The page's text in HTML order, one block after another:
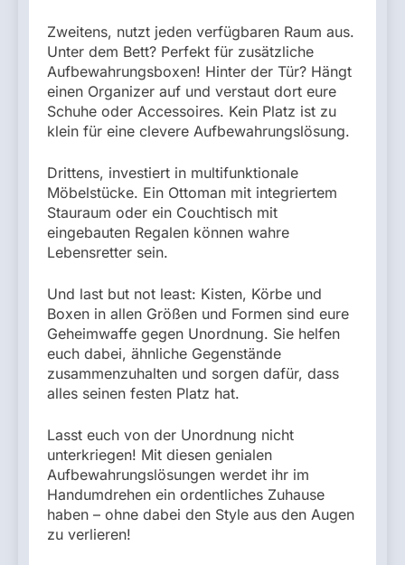
Zweitens, nutzt jeden verfügbaren Raum aus.
Unter dem Bett? Perfekt für zusätzliche
Aufbewahrungsboxen! Hinter der Tür? Hängt
einen Organizer auf und verstaut dort eure
Schuhe oder Accessoires. Kein Platz ist zu
klein für eine clevere Aufbewahrungslösung.
Drittens, investiert in multifunktionale
Möbelstücke. Ein Ottoman mit integriertem
Stauraum oder ein Couchtisch mit
eingebauten Regalen können wahre
Lebensretter sein.
Und last but not least: Kisten, Körbe und
Boxen in allen Größen und Formen sind eure
Geheimwaffe gegen Unordnung. Sie helfen
euch dabei, ähnliche Gegenstände
zusammenzuhalten und sorgen dafür, dass
alles seinen festen Platz hat.
Lasst euch von der Unordnung nicht
unterkriegen! Mit diesen genialen
Aufbewahrungslösungen werdet ihr im
Handumdrehen ein ordentliches Zuhause
haben – ohne dabei den Style aus den Augen
zu verlieren!